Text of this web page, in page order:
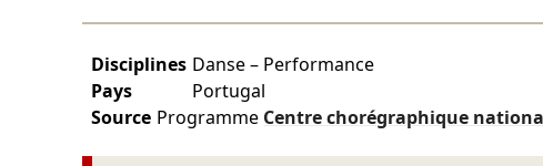
Disciplines Danse – Performance
Pays
Portugal
Source Programme Centre chorégraphique